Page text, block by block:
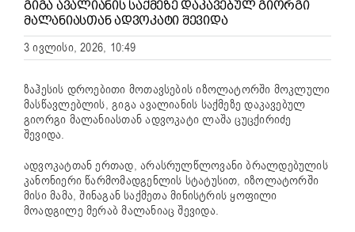
ᲒᲘᲒᲐ ᲐᲕᲐᲚᲘᲐᲜᲘᲡ ᲡᲐᲥᲛᲔᲖᲔ ᲓᲐᲙᲐᲕᲔᲑᲣᲚ ᲒᲘᲝᲠᲒᲘ
ᲛᲐᲚᲐᲜᲘᲐᲡᲗᲐᲜ ᲐᲓᲕᲝᲙᲐᲢᲘ ᲨᲔᲕᲘᲓᲐ
3 ივლისი, 2026, 10:49
ზაჰესის დროებითი მოთავსების იზოლატორში მოკლული
მასწავლებლის, გიგა ავალიანის საქმეზე დაკავებულ
გიორგი მალანიასთან ადვოკატი ლაშა ცუცქირიძე
შევიდა.
ადვოკატთან ერთად, არასრულწლოვანი ბრალდებულის
კანონიერი წარმომადგენლის სტატუსით, იზოლატორში
მისი მამა, შინაგან საქმეთა მინისტრის ყოფილი
მოადგილე მერაბ მალანიაც შევიდა.